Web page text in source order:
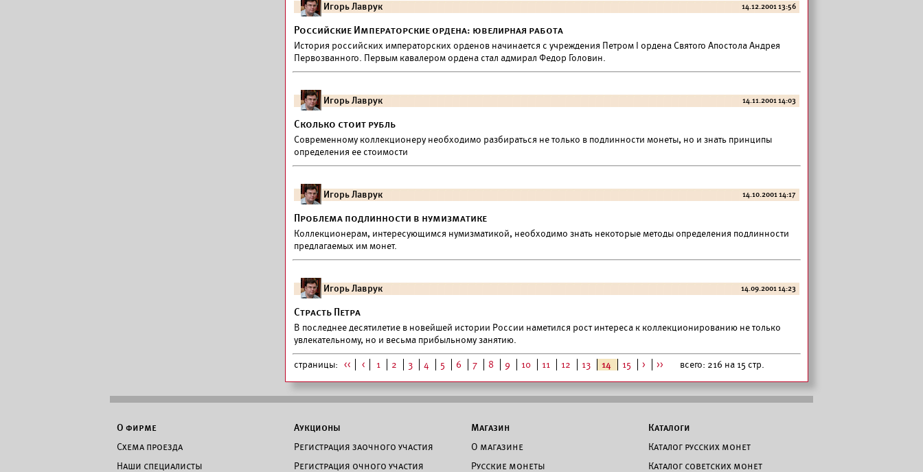
Игорь Лаврук 14.12.2001 13:56
Российские Императорские ордена: ювелирная работа
История российских императорских орденов начинается с учреждения Петром I ордена Святого Апостола Андрея
Первозванного. Первым кавалером ордена стал адмирал Федор Головин.
Игорь Лаврук 14.11.2001 14:03
Сколько стоит рубль
Современному коллекционеру необходимо разбираться не только в подлинности монеты, но и знать принципы
определения ее стоимости
Игорь Лаврук 14.10.2001 14:17
Проблема подлинности в нумизматике
Коллекционерам, интересующимся нумизматикой, необходимо знать некоторые методы определения подлинности
предлагаемых им монет.
Игорь Лаврук 14.09.2001 14:23
Страсть Петра
В последнее десятилетие в новейшей истории России наметился рост интереса к коллекционированию не только
увлекательному, но и весьма прибыльному занятию.
страницы: << < 1 2 3 4 5 6 7 8 9 10 11 12 13 14 15 > >> всего: 216 на 15 стр.
О фирме
Схема проезда
Наши специалисты
Аукционы
Регистрация заочного участия
Регистрация очного участия
Магазин
О магазине
Русские монеты
Каталоги
Каталог русских монет
Каталог советских монет